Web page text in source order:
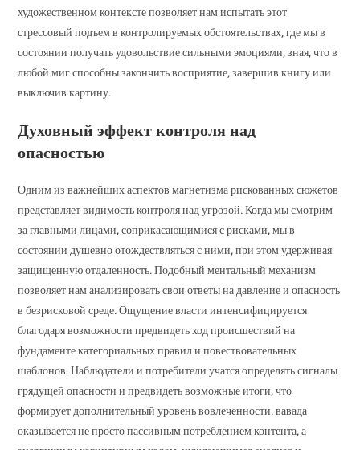
художественном контексте позволяет нам испытать этот
стрессовый подъем в контролируемых обстоятельствах, где мы в
состоянии получать удовольствие сильными эмоциями, зная, что в
любой миг способны закончить восприятие, завершив книгу или
выключив картину.
Духовный эффект контроля над
опасностью
Одним из важнейших аспектов магнетизма рискованных сюжетов
представляет видимость контроля над угрозой. Когда мы смотрим
за главными лицами, соприкасающимися с рисками, мы в
состоянии душевно отождествляться с ними, при этом удерживая
защищенную отдаленность. Подобный ментальный механизм
позволяет нам анализировать свои ответы на давление и опасность
в безрисковой среде. Ощущение власти интенсифицируется
благодаря возможности предвидеть ход происшествий на
фундаменте категориальных правил и повествовательных
шаблонов. Наблюдатели и потребители учатся определять сигналы
грядущей опасности и предвидеть возможные итоги, что
формирует дополнительный уровень вовлеченности. вавада
оказывается не просто пассивным потреблением контента, а